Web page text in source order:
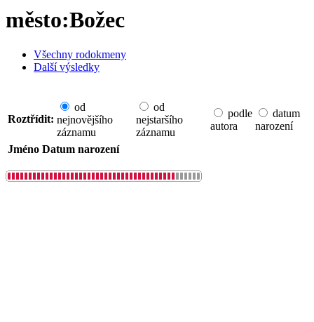
město:Božec
Všechny rodokmeny
Další výsledky
Roztřídit:
od
nejnovějšího
záznamu
od
nejstaršího
záznamu
podle
autora
datum
narození
Jméno Datum narození